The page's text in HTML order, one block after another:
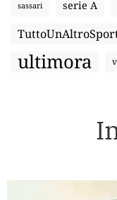
sassari serie A
ultimora